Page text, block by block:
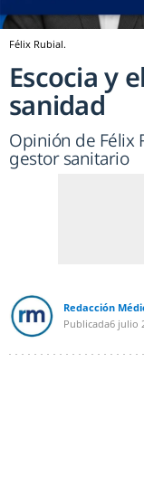
Félix Rubial.
Escocia y
sanidad
Opinión de Félix
gestor sanitario
Redacción
Publicada6 julio